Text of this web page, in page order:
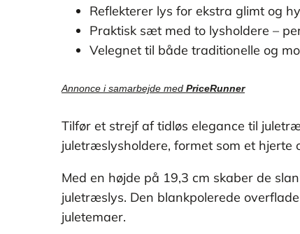
Reflekterer lys for ekstra glimt og
Praktisk sæt med to lysholdere –
Velegnet til både traditionelle og
Annonce i samarbejde med PriceRunner
Tilfør et strejf af tidløs elegance til
juletræslysholdere, formet som et
Med en højde på 19,3 cm skaber de
juletræslys. Den blankpolerede
juletemaer.